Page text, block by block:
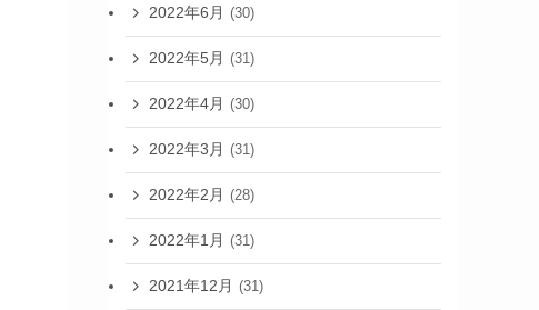
2022年6月 (30)
2022年5月 (31)
2022年4月 (30)
2022年3月 (31)
2022年2月 (28)
2022年1月 (31)
2021年12月 (31)